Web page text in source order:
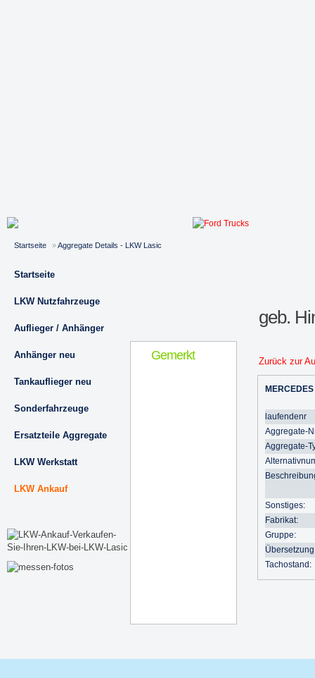
Startseite »Aggregate Details - LKW Lasic
Startseite
LKW Nutzfahrzeuge
Auflieger / Anhänger
Anhänger neu
Tankauflieger neu
Sonderfahrzeuge
Ersatzteile Aggregate
LKW Werkstatt
LKW Ankauf
geb.
Gemerkt Zurück zur
MERCEDES
laufendenr
Aggregate-
Aggregate-
Sonstiges:
Fabrikat:
Gruppe:
Tachostand: